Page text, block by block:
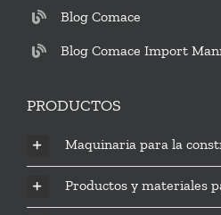
Blog Comace
Blog Comace Import
PRODUCTOS
Maquinaria para la
Productos y materiales